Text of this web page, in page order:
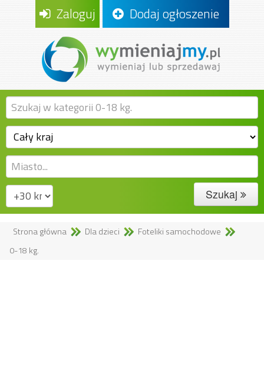
Zaloguj Dodaj ogłoszenie
Szukaj
Strona główna Dla dzieci
Foteliki samochodowe
0-18 kg.